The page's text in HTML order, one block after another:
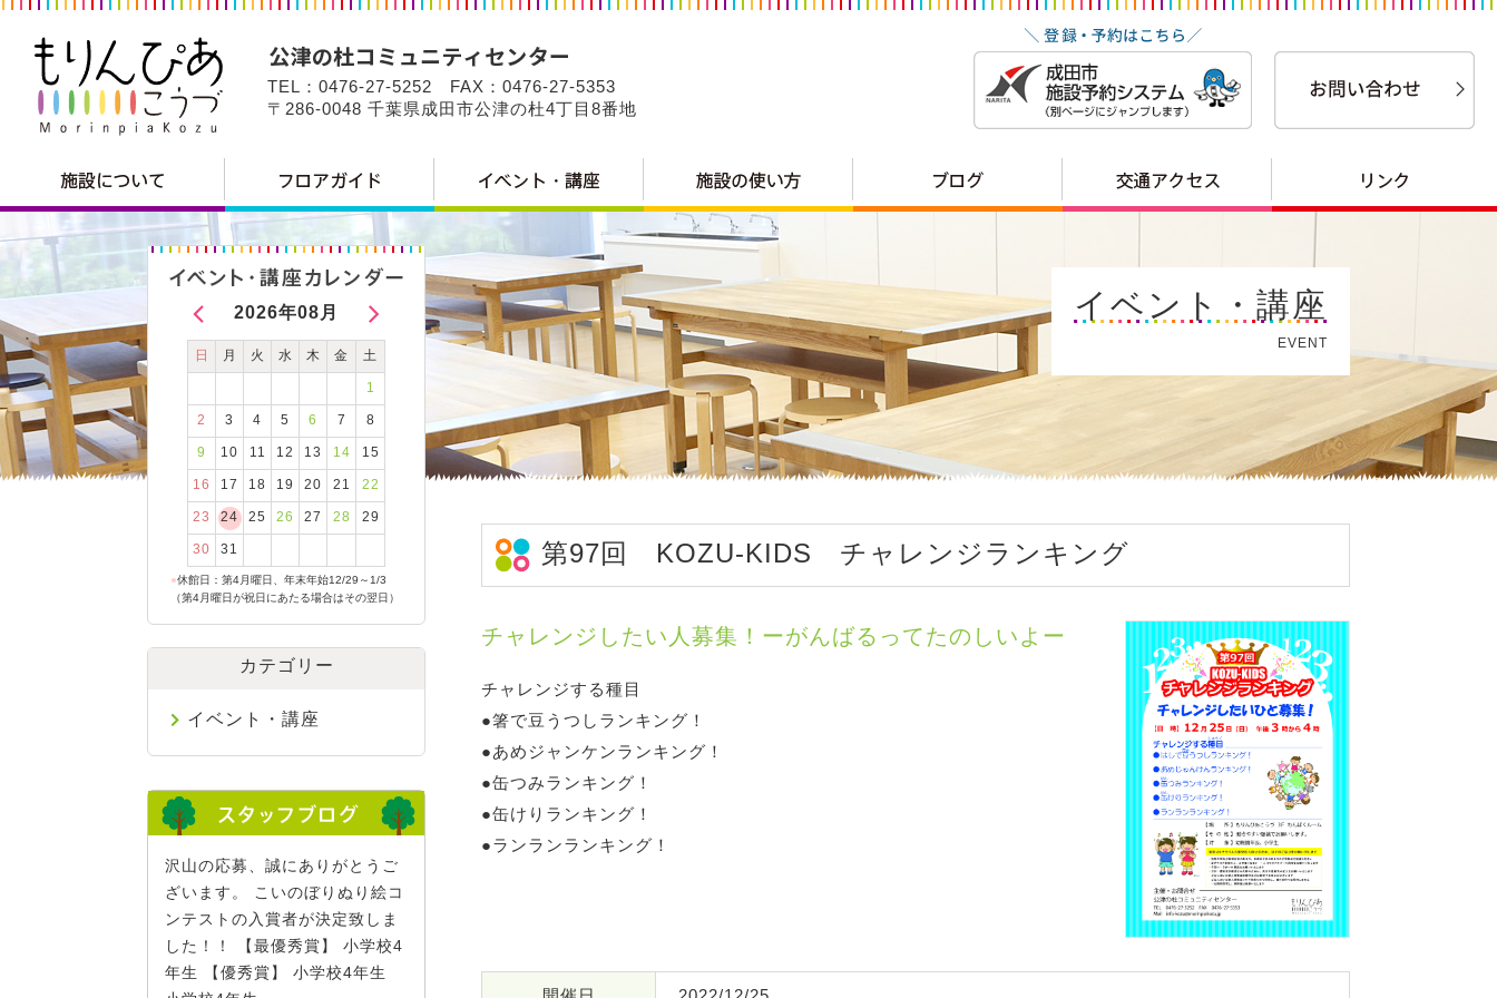
TEL：0476-27-5252 FAX：0476-27-5353
〒286-0048 千葉県成田市公津の杜4丁目8番地
イベント・講座
EVENT
第97回 KOZU-KIDS チャレンジランキング
チャレンジしたい人募集！ーがんばるってたのしいよー
チャレンジする種目
●箸で豆うつしランキング！
●あめジャンケンランキング！
●缶つみランキング！
●缶けりランキング！
●ランランランキング！
2026年08月
日 月 火 水 木 金 土
1
2 3 4 5 6 7 8
9 10 11 12 13 14 15
16 17 18 19 20 21 22
23 24 25 26 27 28 29
30 31
●休館日：第4月曜日、年末年始12/29～1/3
（第4月曜日が祝日にあたる場合はその翌日）
カテゴリー
イベント・講座
沢山の応募、誠にありがとうご
ざいます。 こいのぼりぬり絵コ
ンテストの入賞者が決定致しま
した！！ 【最優秀賞】 小学校4
年生 【優秀賞】 小学校4年生